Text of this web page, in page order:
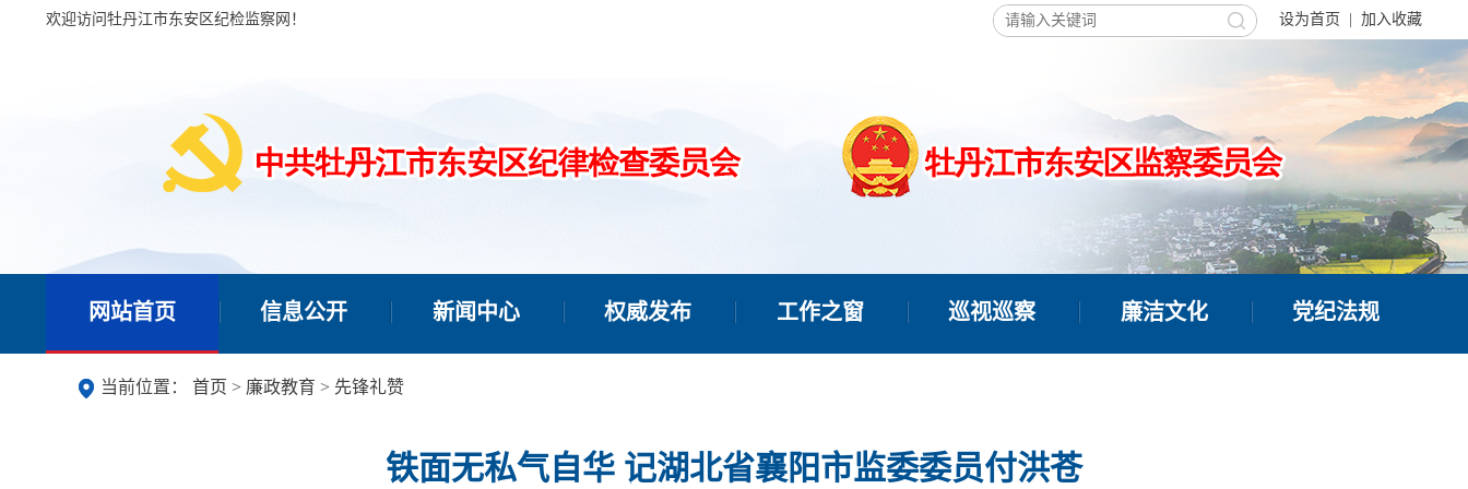
欢迎访问牡丹江市东安区纪检监察网！ 设为首页 加入收藏
网站首页 信息公开 新闻中心 权威发布 工作之窗 巡视巡察 廉洁文化 党纪法规
当前位置： 首页 > 廉政教育 > 先锋礼赞
铁面无私气自华 记湖北省襄阳市监委委员付洪苍